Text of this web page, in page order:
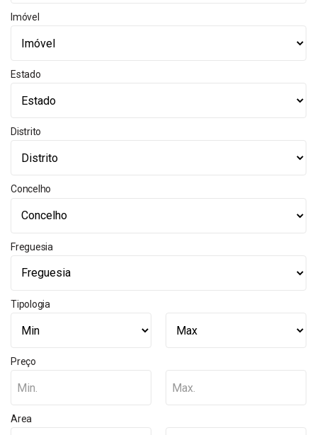
Imóvel
Estado
Distrito
Concelho
Freguesia
Tipologia
Preço
Min. Max.
Area